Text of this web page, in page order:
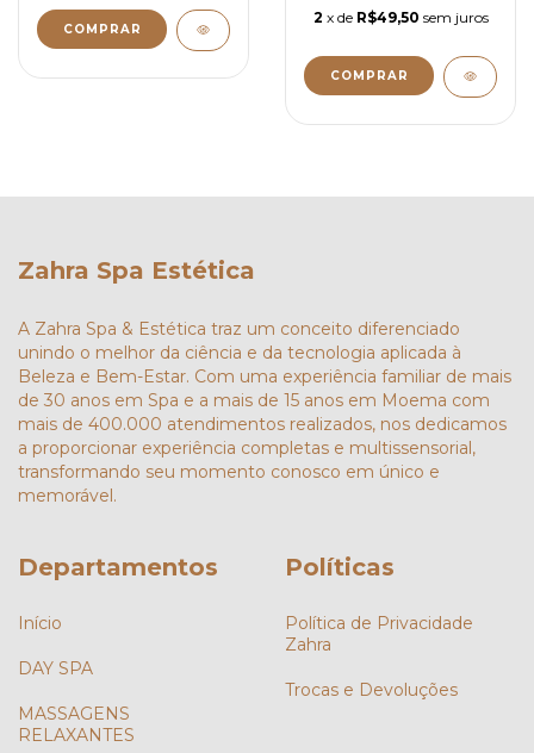
2 x de R$49,50 sem juros
Zahra Spa Estética
A Zahra Spa & Estética traz um conceito diferenciado
unindo o melhor da ciência e da tecnologia aplicada à
Beleza e Bem-Estar. Com uma experiência familiar de mais
de 30 anos em Spa e a mais de 15 anos em Moema com
mais de 400.000 atendimentos realizados, nos dedicamos
a proporcionar experiência completas e multissensorial,
transformando seu momento conosco em único e
memorável.
Departamentos
Início
DAY SPA
MASSAGENS
RELAXANTES
Políticas
Política de Privacidade
Zahra
Trocas e Devoluções